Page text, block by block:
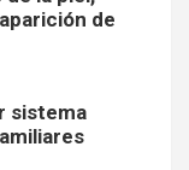
de
sistema